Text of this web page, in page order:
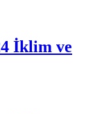
İklim ve